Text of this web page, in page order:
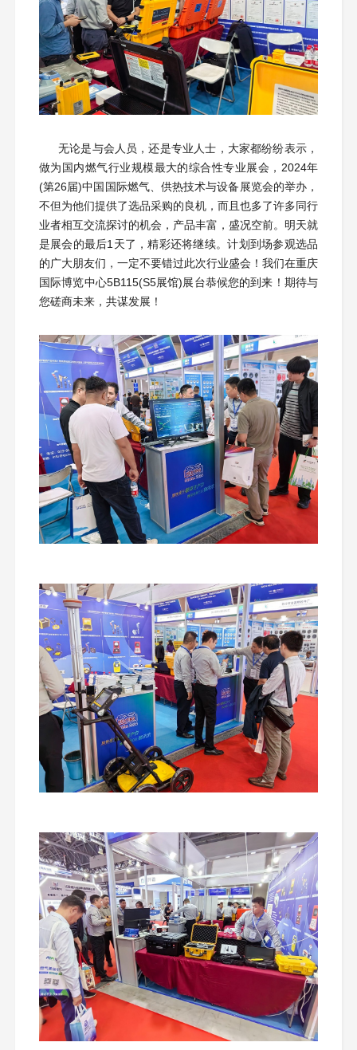
无论是与会人员，还是专业人士，大家都纷纷表示，
做为国内燃气行业规模最大的综合性专业展会，2024年
(第26届)中国国际燃气、供热技术与设备展览会的举办，
不但为他们提供了选品采购的良机，而且也多了许多同行
业者相互交流探讨的机会，产品丰富，盛况空前。明天就
是展会的最后1天了，精彩还将继续。计划到场参观选品
的广大朋友们，一定不要错过此次行业盛会！我们在重庆
国际博览中心5B115(S5展馆)展台恭候您的到来！期待与
您磋商未来，共谋发展！